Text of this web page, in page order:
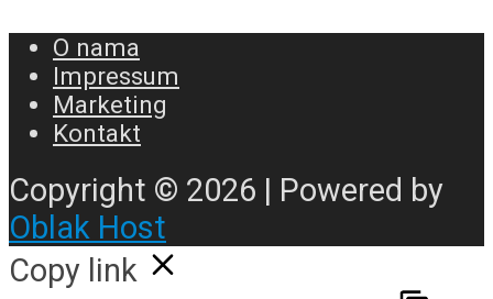
O nama
Impressum
Marketing
Kontakt
Copyright © 2026 | Powered by
Oblak Host
Copy link